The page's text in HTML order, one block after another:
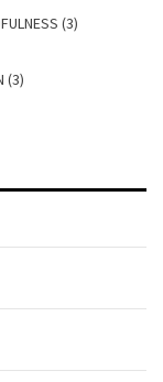
(3)
(3)